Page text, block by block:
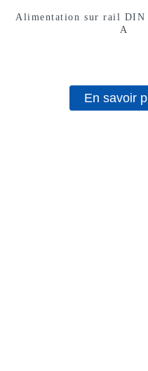
Alimentation sur rail DIN
A
En savoir